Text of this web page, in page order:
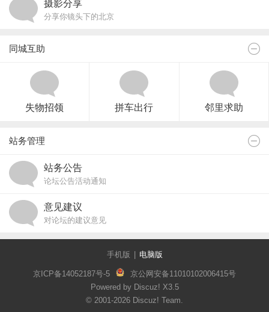
摄影分享
分享你镜头下的北京
同城互助
失物招领 拼车出行 邻里求助
站务管理
站务公告
论坛公告活动通知
意见建议
对论坛的建议意见
手机版 电脑版
京ICP备14052187号-5
京公网安备11010102006415号
Powered by Discuz! X3.5
© 2001-2026 Discuz! Team.